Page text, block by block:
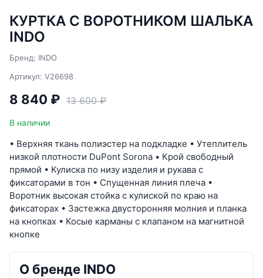
КУРТКА С ВОРОТНИКОМ ШАЛЬКА
INDO
Бренд: INDO
Артикул: V26698
8 840 ₽ 13 600 ₽
В наличии
• Верхняя ткань полиэстер на подкладке • Утеплитель
низкой плотности DuPont Sorona • Крой свободный
прямой • Кулиска по низу изделия и рукава с
фиксаторами в тон • Спущенная линия плеча •
Воротник высокая стойка с кулиской по краю на
фиксаторах • Застежка двусторонняя молния и планка
на кнопках • Косые карманы с клапаном на магнитной
кнопке
О бренде INDO